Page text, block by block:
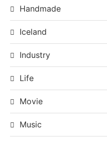
Handmade
Iceland
Industry
Life
Movie
Music